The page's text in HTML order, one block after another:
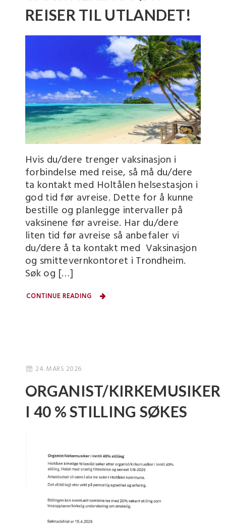
REISER TIL UTLANDET!
Hvis du/dere trenger vaksinasjon i
forbindelse med reise, så må du/dere
ta kontakt med Holtålen helsestasjon i
god tid før avreise. Dette for å kunne
bestille og planlegge intervaller på
vaksinene før avreise. Har du/dere
liten tid før avreise så anbefaler vi
du/dere å ta kontakt med Vaksinasjon
og smittevernkontoret i Trondheim.
Søk og […]
CONTINUE READING
24. MARS 2026
ORGANIST/KIRKEMUSIKER
I 40 % STILLING SØKES